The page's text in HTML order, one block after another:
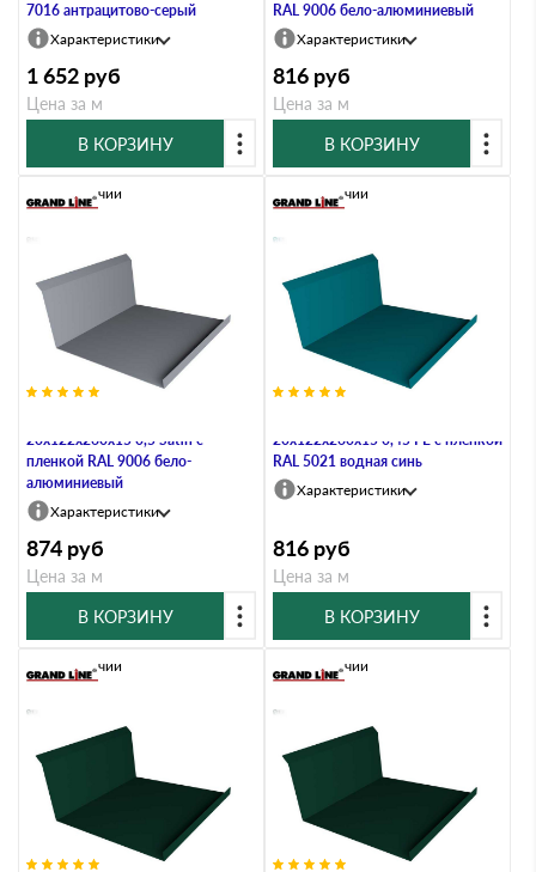
7016 антрацитово-серый
Характеристики
1 652 руб
Цена за м
В КОРЗИНУ
RAL 9006 бело-алюминиевый
Характеристики
816 руб
Цена за м
В КОРЗИНУ
20х122х260х15 0,5 Satin с
пленкой RAL 9006 бело-
алюминиевый
В наличии
Характеристики
874 руб
Цена за м
В КОРЗИНУ
20х122х260х15 0,45 PE с пленкой
RAL 5021 водная синь
В наличии
Характеристики
816 руб
Цена за м
В КОРЗИНУ
В наличии В наличии